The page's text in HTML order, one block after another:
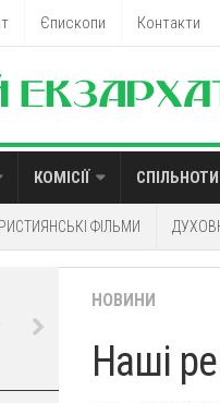
Єпископи Контакти
КОМІСІЇ СПІЛЬНОТИ
ФІЛЬМИ
НОВИНИ
Наші